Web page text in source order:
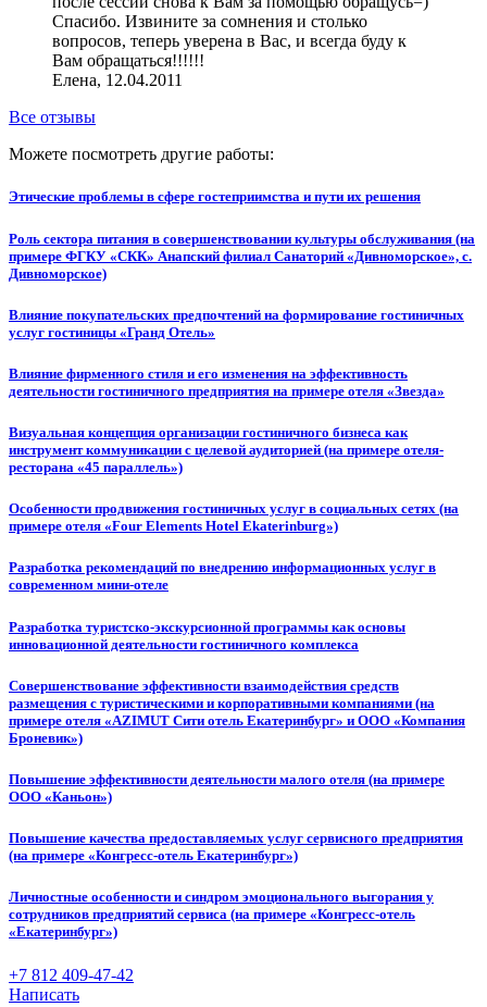
Спасибо. Извините за сомнения и столько
вопросов, теперь уверена в Вас, и всегда буду к
Вам обращаться!!!!!!
Елена, 12.04.2011
Все отзывы
Можете посмотреть другие работы:
Этические проблемы в сфере гостеприимства и пути их решения
Роль сектора питания в совершенствовании культуры обслуживания (на
примере ФГКУ «СКК» Анапский филиал Санаторий «Дивноморское», с.
Дивноморское)
Влияние покупательских предпочтений на формирование гостиничных
услуг гостиницы «Гранд Отель»
Влияние фирменного стиля и его изменения на эффективность
деятельности гостиничного предприятия на примере отеля «Звезда»
Визуальная концепция организации гостиничного бизнеса как
инструмент коммуникации с целевой аудиторией (на примере отеля-
ресторана «45 параллель»)
Особенности продвижения гостиничных услуг в социальных сетях (на
примере отеля «Four Elements Hotel Ekaterinburg»)
Разработка рекомендаций по внедрению информационных услуг в
современном мини-отеле
Разработка туристско-экскурсионной программы как основы
инновационной деятельности гостиничного комплекса
Совершенствование эффективности взаимодействия средств
размещения с туристическими и корпоративными компаниями (на
примере отеля «AZIMUT Сити отель Екатеринбург» и ООО «Компания
Броневик»)
Повышение эффективности деятельности малого отеля (на примере
ООО «Каньон»)
Повышение качества предоставляемых услуг сервисного предприятия
(на примере «Конгресс-отель Екатеринбург»)
Личностные особенности и синдром эмоционального выгорания у
сотрудников предприятий сервиса (на примере «Конгресс-отель
«Екатеринбург»)
+7 812 409-47-42
Написать